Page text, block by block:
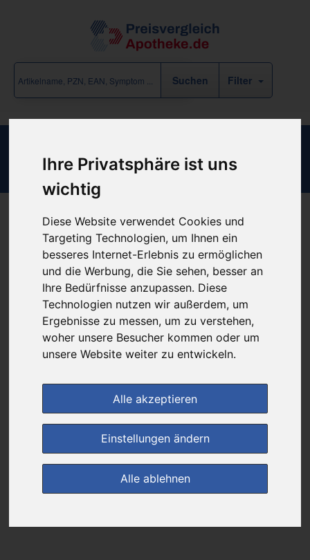
Ihre Privatsphäre ist uns
wichtig
Diese Website verwendet Cookies und
Targeting Technologien, um Ihnen ein
besseres Internet-Erlebnis zu ermöglichen
und die Werbung, die Sie sehen, besser an
Ihre Bedürfnisse anzupassen. Diese
Technologien nutzen wir außerdem, um
Ergebnisse zu messen, um zu verstehen,
woher unsere Besucher kommen oder um
unsere Website weiter zu entwickeln.
Alle akzeptieren
Einstellungen ändern
Alle ablehnen
Filter
Fixiergurt 7.5cm Breit 6M Lang
Produkt empfehlen
Kein Preis bekannt
Das gewünschte Produkt ist derzeit bei keinem unserer Partner
erhältlich.
(0) Jetzt bewerten!
zur Startseite
Preisalarm